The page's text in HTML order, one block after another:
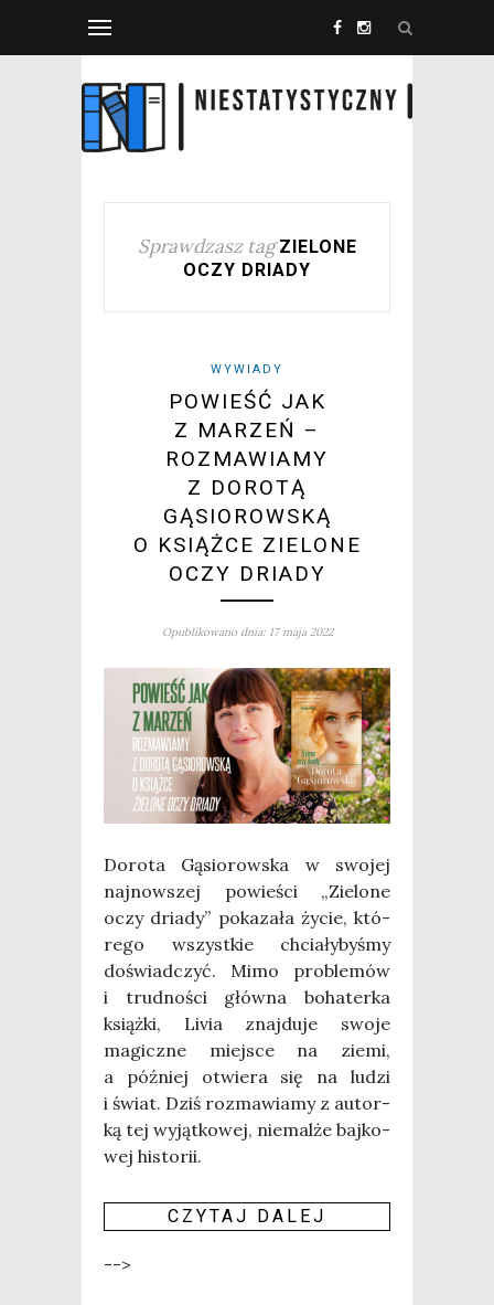
Sprawdzasz tag ZIELONE
OCZY DRIADY
WYWIADY
POWIEŚĆ JAK
Z MARZEŃ –
ROZMAWIAMY
Z DOROTĄ
GĄSIOROWSKĄ
O KSIĄŻCE ZIELONE
OCZY DRIADY
Opublikowano dnia: 17 maja 2022
Doro­ta Gąsio­row­ska w swo­jej
naj­now­szej powie­ści „Zie­lo­ne
oczy dria­dy” poka­za­ła życie, któ­
re­go wszyst­kie chcia­ły­by­śmy
doświad­czyć. Mimo pro­ble­mów
i trud­no­ści głów­na boha­ter­ka
książ­ki, Livia znaj­du­je swo­je
magicz­ne miej­sce na zie­mi,
a póź­niej otwie­ra się na ludzi
i świat. Dziś roz­ma­wia­my z autor­
ką tej wyjąt­ko­wej, nie­mal­że baj­ko­
wej histo­rii.
CZY­TAJ DALEJ
-->